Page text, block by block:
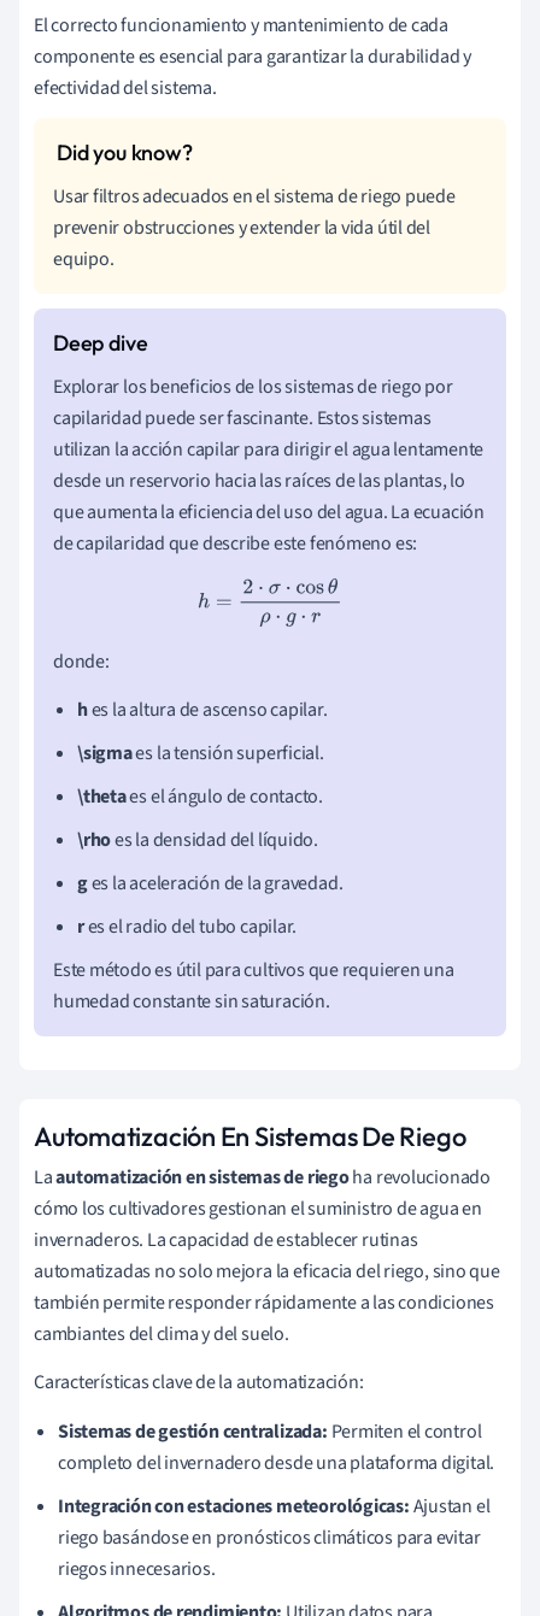
El correcto funcionamiento y mantenimiento de cada
componente es esencial para garantizar la durabilidad y
efectividad del sistema.
Usar filtros adecuados en el sistema de riego puede
prevenir obstrucciones y extender la vida útil del
equipo.
Explorar los beneficios de los sistemas de riego por
capilaridad puede ser fascinante. Estos sistemas
utilizan la acción capilar para dirigir el agua lentamente
desde un reservorio hacia las raíces de las plantas, lo
que aumenta la eficiencia del uso del agua. La ecuación
de capilaridad que describe este fenómeno es:
h=2 ⋅σ⋅cosθρ⋅g⋅r
donde:
hes la altura de ascenso capilar.
\sigmaes la tensión superficial.
\thetaes el ángulo de contacto.
\rhoes la densidad del líquido.
ges la aceleración de la gravedad.
res el radio del tubo capilar.
Este método es útil para cultivos que requieren una
humedad constante sin saturación.
Automatización En Sistemas De Riego
Laautomatización en sistemas de riegoha revolucionado
cómo los cultivadores gestionan el suministro de agua en
invernaderos. La capacidad de establecer rutinas
automatizadas no solo mejora la eficacia del riego, sino que
también permite responder rápidamente a las condiciones
cambiantes del clima y del suelo.
Características clave de la automatización:
Sistemas de gestión centralizada: Permiten el control
completo del invernadero desde una plataforma digital.
Integración con estaciones meteorológicas:Ajustan el
riego basándose en pronósticos climáticos para evitar
riegos innecesarios.